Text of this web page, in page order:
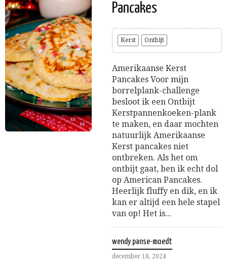
Pancakes
Kerst Ontbijt
Amerikaanse Kerst
Pancakes Voor mijn
borrelplank-challenge
besloot ik een Ontbijt
Kerstpannenkoeken-plank
te maken, en daar mochten
natuurlijk Amerikaanse
Kerst pancakes niet
ontbreken. Als het om
ontbijt gaat, ben ik echt dol
op American Pancakes.
Heerlijk fluffy en dik, en ik
kan er altijd een hele stapel
van op! Het is...
wendy panse-moedt
december 18, 2024